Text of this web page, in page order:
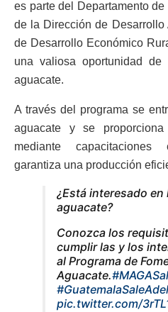
es parte del Departamento
de la Dirección de
de Desarrollo Económico
una valiosa oportunidad
aguacate.
A través del programa se
aguacate y se proporciona
mediante
garantiza una producción
¿Está interesado
aguacate?
Conozca los
cumplir las y los
al Programa de
Aguacate.
pic.twitter.com/